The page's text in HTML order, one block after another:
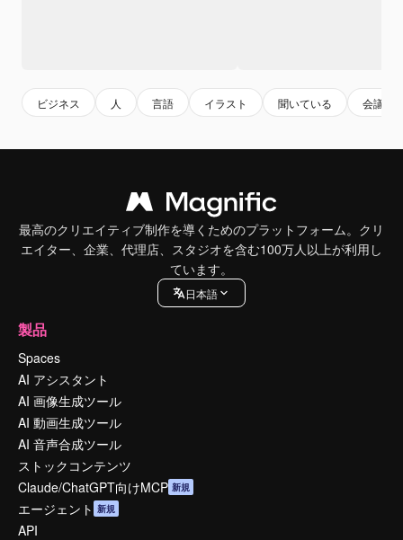
ビジネス 人 言語 イラスト 聞いている 会議
最高のクリエイティブ制作を導くためのプラットフォーム。クリ
エイター、企業、代理店、スタジオを含む100万人以上が利用し
ています。
日本語
製品
Spaces
AI アシスタント
AI 画像生成ツール
AI 動画生成ツール
AI 音声合成ツール
ストックコンテンツ
Claude/ChatGPT向けMCP 新規
エージェント 新規
API